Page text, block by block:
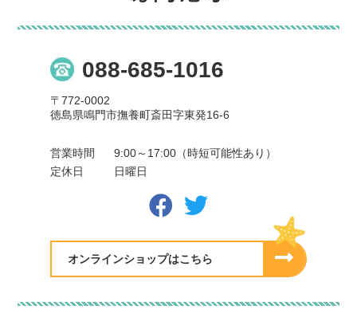
088-685-1016
〒772-0002
徳島県鳴門市撫養町斎田字東発16-6
営業時間
9:00～17:00（時短可能性あり）
定休日
日曜日
オンラインショップはこちら